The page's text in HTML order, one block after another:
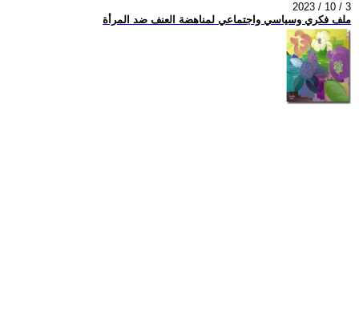
2023 / 10 / 3
ملف فكري وسياسي واجتماعي لمناهضة العنف ضد المرأة